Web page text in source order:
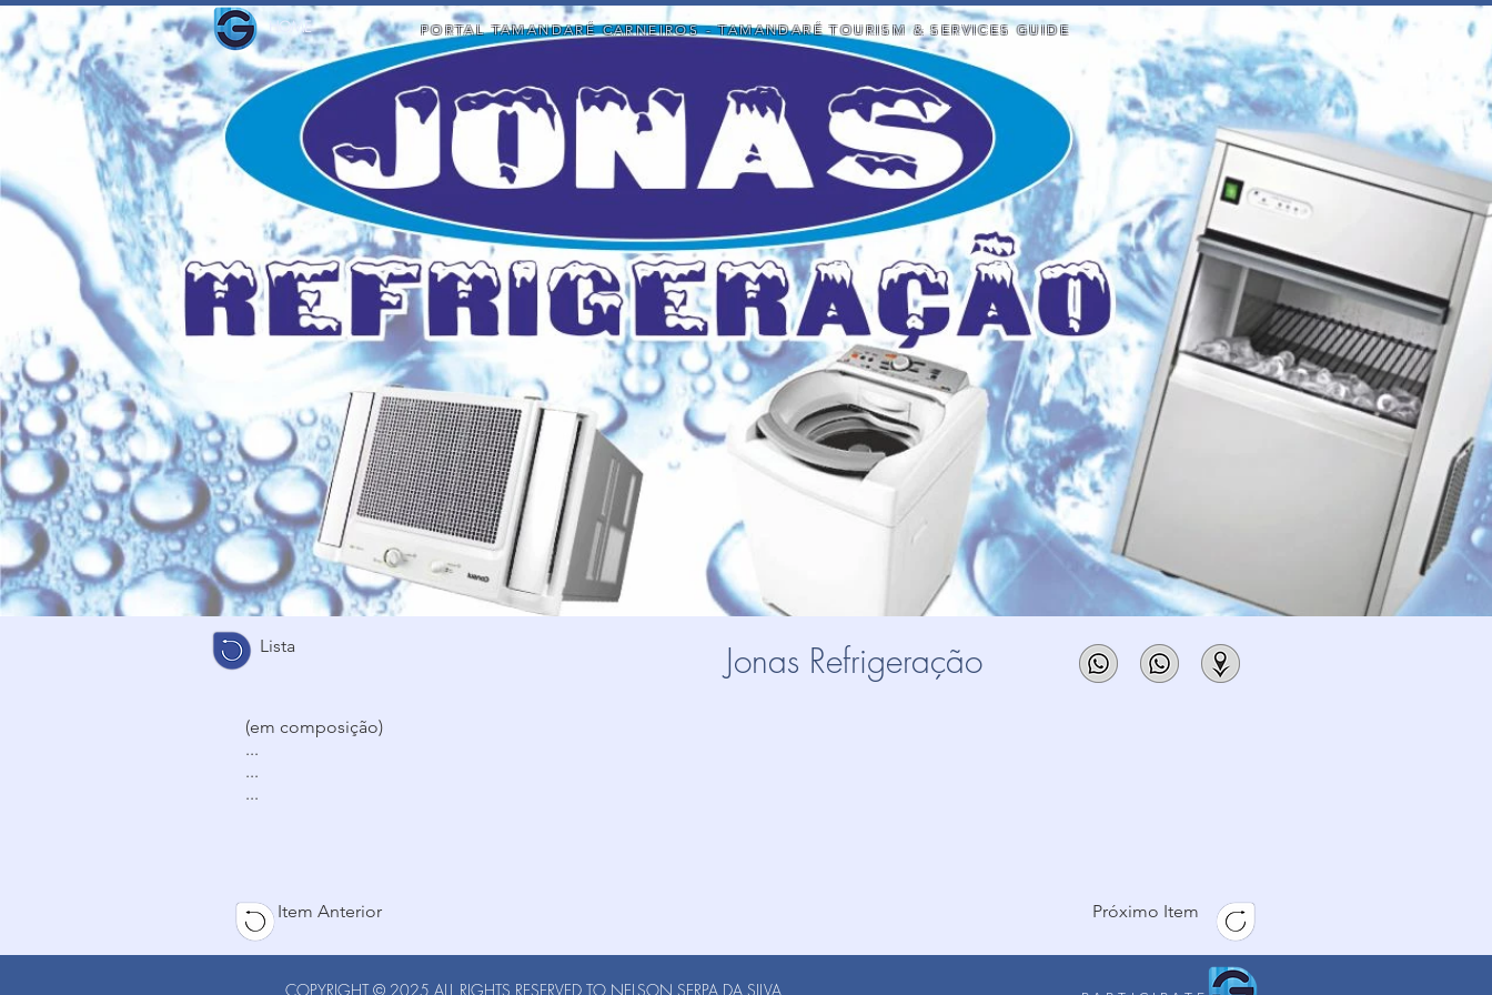
HOME PORTAL TAMANDARÉ CARNEIROS - TAMANDARÉ TOURISM & SERVICES GUIDE
Lista Jonas Refrigeração
(em composição)
...
...
...
Item Anterior Próximo Item
COPYRIGHT © 2025 ALL RIGHTS RESERVED TO NELSON SERPA DA SILVA